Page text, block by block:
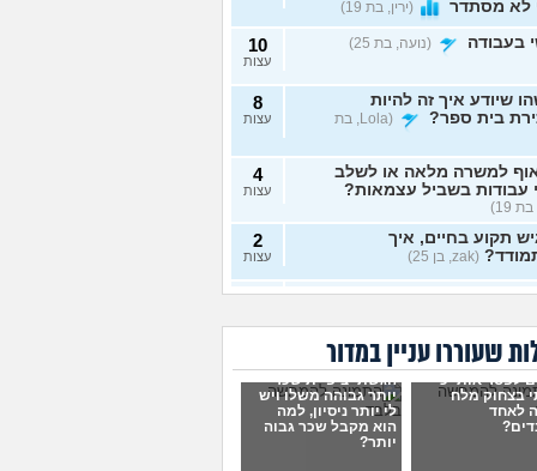
לא מסתדר
(ירין, בת 19)
בעבודה (נועה, בת 25) 10
עצות
שיודע איך זה להיות
בית ספר?
(Lola, בת
8
עצות
למשרה מלאה או לשלב
עבודות בשביל עצמאות?
19)
4
עצות
תקוע בחיים, איך
(zak, בן 25)
2
עצות
לעשות כסף מתמונות של
שיגלו אותי?
(אליס, בת
7
כמעט הכול בקשר
סלאש לימודים
שאין עתיד
(אנונימית, בת
4
עצות
שעוררו עניין במדור
לפטר אותי כי
בצחוק מלח
לאחד
הגשתי ציפיית שכר
יותר גבוהה משלו ויש
לי יותר ניסיון, למה
הוא מקבל שכר גבוה
יותר?